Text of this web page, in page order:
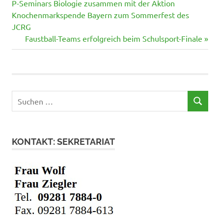
Beitrag:
P-Seminars Biologie zusammen mit der Aktion
Knochenmarkspende Bayern zum Sommerfest des
JCRG
Nächster
Beitrag:
Faustball-Teams erfolgreich beim Schulsport-Finale
nach:
SUCHEN
KONTAKT: SEKRETARIAT